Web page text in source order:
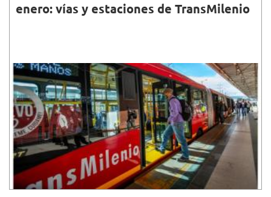
enero: vías y estaciones de TransMilenio
31•ENE•2022
Conoce el estado de las vías y estaciones de
TransMilenio, hoy lunes 31 de enero de 2022.
Recuerda planear tu regreso a casa para evitar
contratiempos.